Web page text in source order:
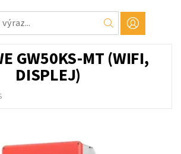
GW50KS-MT (WIFI,
DISPLEJ)